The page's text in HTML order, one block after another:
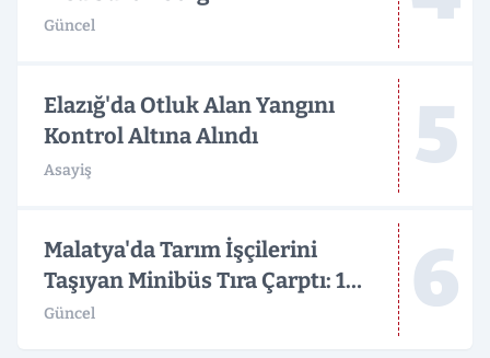
Güncel
Elazığ'da Otluk Alan Yangını
Kontrol Altına Alındı
Asayiş 5
Malatya'da Tarım İşçilerini
Taşıyan Minibüs Tıra Çarptı: 19
Yaralı
Güncel 6